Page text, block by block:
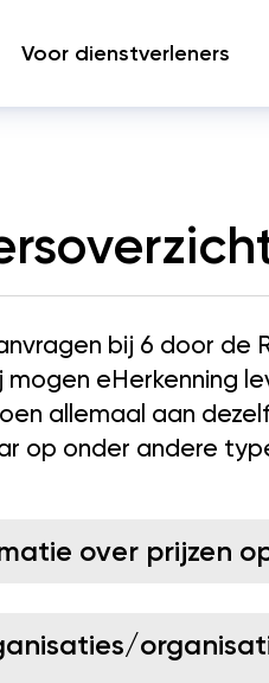
Voor dienstverleners
bij 6 door de
mogen eHerkenning
allemaal aan
op onder andere
over prijzen